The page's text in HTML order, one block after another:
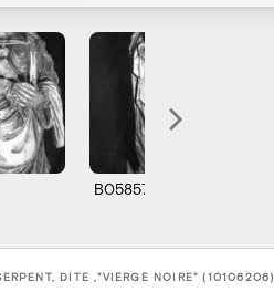
B058578
DITE ,"VIERGE NOIRE" (10106206)